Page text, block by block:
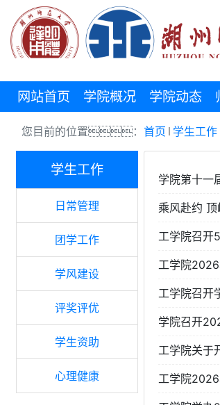
网站首页 学院概况 学院动态
您目前的位置： 首页 学生工作
学生工作
日常管理
团学工作
学风建设
评奖评优
学生资助
心理健康
学院第十一
乘风赴约
工学院召
工学院2026
工学院召
学院召开
工学院关于
工学院2026